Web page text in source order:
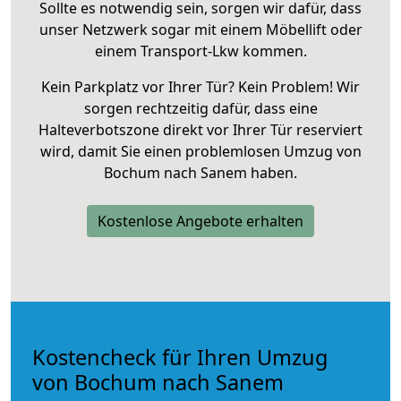
Sollte es notwendig sein, sorgen wir dafür, dass
unser Netzwerk sogar mit einem Möbellift oder
einem Transport-Lkw kommen.
Kein Parkplatz vor Ihrer Tür? Kein Problem! Wir
sorgen rechtzeitig dafür, dass eine
Halteverbotszone direkt vor Ihrer Tür reserviert
wird, damit Sie einen problemlosen Umzug von
Bochum nach Sanem haben.
Kostenlose Angebote erhalten
Kostencheck für Ihren Umzug
von Bochum nach Sanem